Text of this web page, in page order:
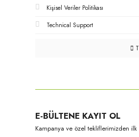
Kişisel Veriler Politikası
Technical Support
E-BÜLTENE KAYIT OL
Kampanya ve özel tekliflerimizden ilk